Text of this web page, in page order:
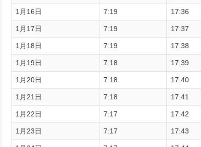
1月16日 7:19 17:36
1月17日 7:19 17:37
1月18日 7:19 17:38
1月19日 7:18 17:39
1月20日 7:18 17:40
1月21日 7:18 17:41
1月22日 7:17 17:42
1月23日 7:17 17:43